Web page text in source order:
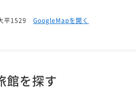
平1529 GoogleMapを開く
館を探す